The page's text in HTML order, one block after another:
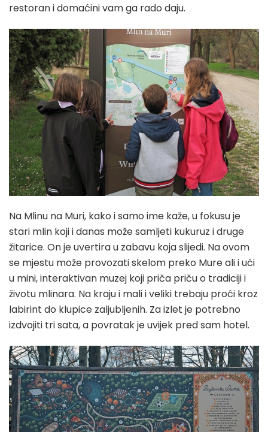
restoran i domaćini vam ga rado daju.
Na Mlinu na Muri, kako i samo ime kaže, u fokusu je
stari mlin koji i danas može samljeti kukuruz i druge
žitarice. On je uvertira u zabavu koja slijedi. Na ovom
se mjestu može provozati skelom preko Mure ali i ući
u mini, interaktivan muzej koji priča priču o tradiciji i
životu mlinara. Na kraju i mali i veliki trebaju proći kroz
labirint do klupice zaljubljenih. Za izlet je potrebno
izdvojiti tri sata, a povratak je uvijek pred sam hotel.